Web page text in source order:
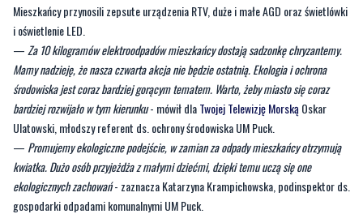
Mamy nadzieję, że nasza czwarta akcja nie będzie ostatnią. Ekologia i ochrona
środowiska jest coraz bardziej gorącym tematem. Warto, żeby miasto się coraz
bardziej rozwijało w tym kierunku- mówił dlaTwojej Telewizję MorskąOskar
Ulatowski, młodszy referent ds. ochrony środowiska UM Puck.
—Promujemy ekologiczne podejście, w zamian za odpady mieszkańcy otrzymują
kwiatka. Dużo osób przyjeżdża z małymi dziećmi, dzięki temu uczą się one
ekologicznych zachowań- zaznacza Katarzyna Krampichowska, podinspektor ds.
gospodarki odpadami komunalnymi UM Puck.
[galeria]